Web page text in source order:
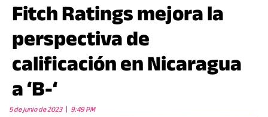
Fitch Ratings mejora la
perspectiva de
calificación en Nicaragua
a ‘B-‘
5 de junio de 2023 9:49 PM